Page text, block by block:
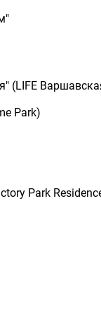
(LIFE
Park)
Park